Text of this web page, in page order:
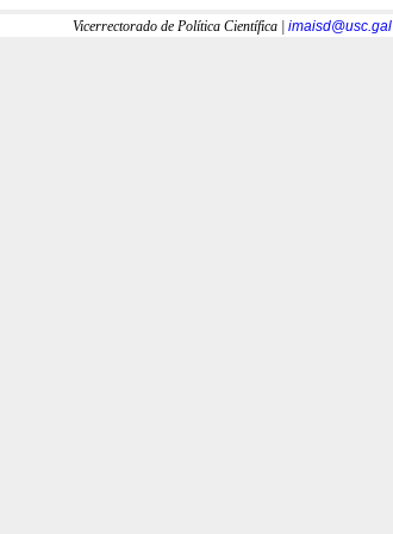
Vicerrectorado de Política Científica | imaisd@usc.gal